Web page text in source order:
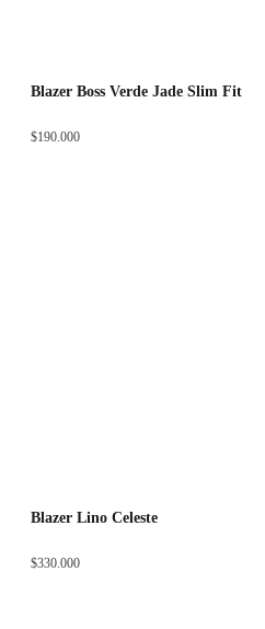
Blazer Boss Verde Jade Slim Fit
$190.000
Blazer Lino Celeste
$330.000